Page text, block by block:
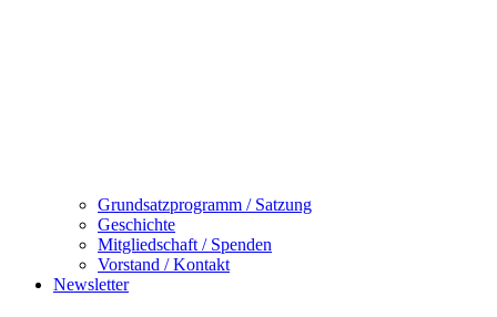
Grundsatzprogramm / Satzung
Geschichte
Mitgliedschaft / Spenden
Vorstand / Kontakt
Newsletter